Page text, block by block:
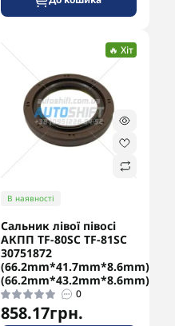
🔥 Хіт
В наявності
Сальник лівої півосі
АКПП TF-80SC TF-81SC
30751872
(66.2mm*41.7mm*8.6mm)
(66.2mm*43.2mm*8.6mm)
0
858.17грн.